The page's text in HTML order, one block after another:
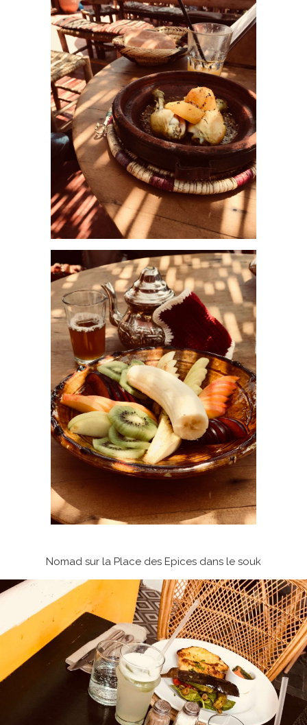
Nomad sur la Place des Epices dans le souk